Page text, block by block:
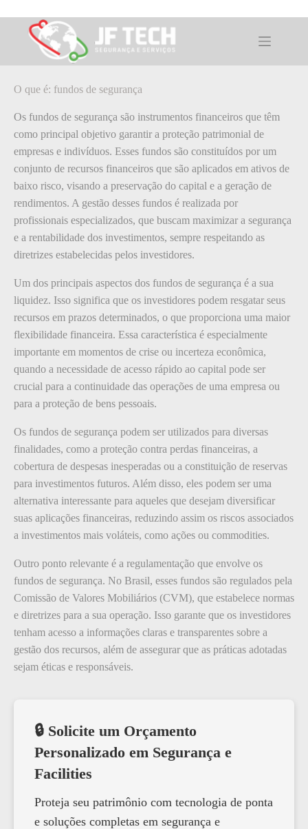
para
conteúdoO que é: fundos de segurança
O que é: fundos de segurança
Os fundos de segurança são instrumentos financeiros que têm
como principal objetivo garantir a proteção patrimonial de
empresas e indivíduos. Esses fundos são constituídos por um
conjunto de recursos financeiros que são aplicados em ativos de
baixo risco, visando a preservação do capital e a geração de
rendimentos. A gestão desses fundos é realizada por
profissionais especializados, que buscam maximizar a segurança
e a rentabilidade dos investimentos, sempre respeitando as
diretrizes estabelecidas pelos investidores.
Um dos principais aspectos dos fundos de segurança é a sua
liquidez. Isso significa que os investidores podem resgatar seus
recursos em prazos determinados, o que proporciona uma maior
flexibilidade financeira. Essa característica é especialmente
importante em momentos de crise ou incerteza econômica,
quando a necessidade de acesso rápido ao capital pode ser
crucial para a continuidade das operações de uma empresa ou
para a proteção de bens pessoais.
Os fundos de segurança podem ser utilizados para diversas
finalidades, como a proteção contra perdas financeiras, a
cobertura de despesas inesperadas ou a constituição de reservas
para investimentos futuros. Além disso, eles podem ser uma
alternativa interessante para aqueles que desejam diversificar
suas aplicações financeiras, reduzindo assim os riscos associados
a investimentos mais voláteis, como ações ou commodities.
Outro ponto relevante é a regulamentação que envolve os
fundos de segurança. No Brasil, esses fundos são regulados pela
Comissão de Valores Mobiliários (CVM), que estabelece normas
e diretrizes para a sua operação. Isso garante que os investidores
tenham acesso a informações claras e transparentes sobre a
gestão dos recursos, além de assegurar que as práticas adotadas
sejam éticas e responsáveis.
🔒 Solicite um Orçamento
Personalizado em Segurança e
Facilities
Proteja seu patrimônio com tecnologia de ponta
e soluções completas em segurança e